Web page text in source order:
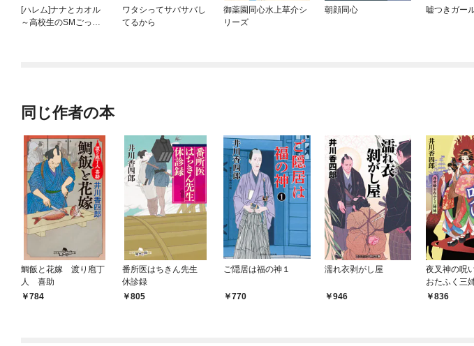
[ハレム]ナナとカオル
～高校生のSMごっこ
ワタシってサバサバし
てるから
御薬園同心水上草介シ
リーズ
朝顔同心 嘘つきガー
同じ作者の本
鯛飯と花嫁 渡り庖丁
人 喜助
784
番所医はちきん先生
休診録
805
ご隠居は福の神１
770
濡れ衣剥がし屋
946
夜叉神の呪
おたふく三
836